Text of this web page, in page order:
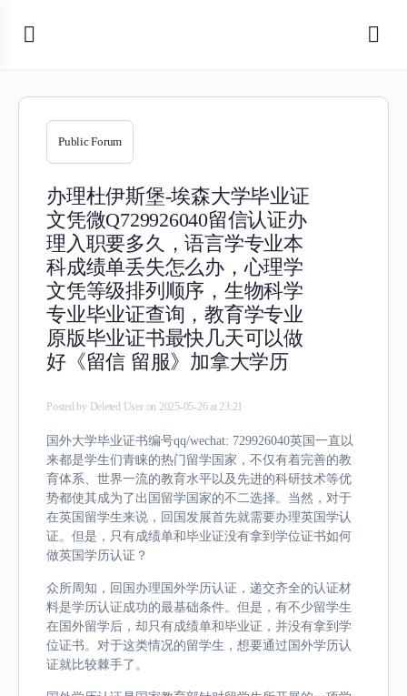
Public Forum
办理杜伊斯堡-埃森大学毕业证
文凭微Q729926040留信认证办
理入职要多久，语言学专业本
科成绩单丢失怎么办，心理学
文凭等级排列顺序，生物科学
专业毕业证查询，教育学专业
原版毕业证书最快几天可以做
好《留信 留服》加拿大学历
Posted by Deleted User on 2025-05-26 at 23:21
国外大学毕业证书编号qq/wechat: 729926040英国一直以
来都是学生们青睐的热门留学国家，不仅有着完善的教
育体系、世界一流的教育水平以及先进的科研技术等优
势都使其成为了出国留学国家的不二选择。当然，对于
在英国留学生来说，回国发展首先就需要办理英国学认
证。但是，只有成绩单和毕业证没有拿到学位证书如何
做英国学历认证？
众所周知，回国办理国外学历认证，递交齐全的认证材
料是学历认证成功的最基础条件。但是，有不少留学生
在国外留学后，却只有成绩单和毕业证，并没有拿到学
位证书。对于这类情况的留学生，想要通过国外学历认
证就比较棘手了。